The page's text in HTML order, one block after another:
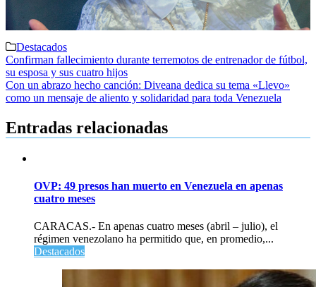
Destacados
Navegación
de
entradas
Confirman fallecimiento durante terremotos de entrenador de fútbol,
su esposa y sus cuatro hijos
Con un abrazo hecho canción: Diveana dedica su tema «Llevo»
como un mensaje de aliento y solidaridad para toda Venezuela
Entradas relacionadas
OVP: 49 presos han muerto en Venezuela en apenas
cuatro meses
CARACAS.- En apenas cuatro meses (abril – julio), el
régimen venezolano ha permitido que, en promedio,...
Destacados